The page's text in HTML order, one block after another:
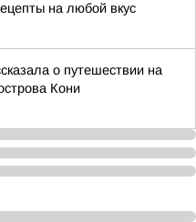
на любой вкус
о путешествии на
Кони